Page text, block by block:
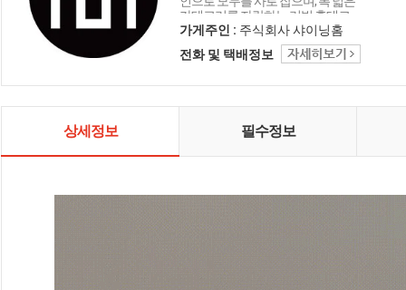
카테고리를 자랑하는 리빙 홈데코
인테리어 샤이닝홈입니다.
가게주인 : 주식회사 샤이닝홈
전화 및 택배정보
상세정보 필수정보